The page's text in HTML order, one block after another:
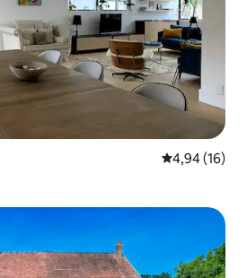
Note
4,94 (16)